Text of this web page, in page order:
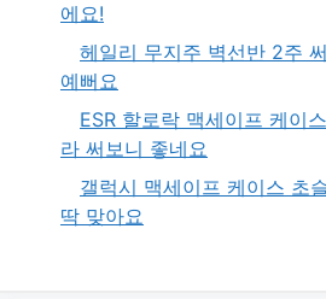
에요!
헤일리 무지주 벽선반 2주
예뻐요
ESR 할로락 맥세이프 케이
라 써보니 좋네요
갤럭시 맥세이프 케이스 초
딱 맞아요